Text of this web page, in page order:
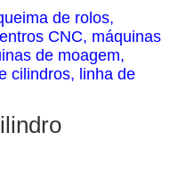
de rolos,
CNC, máquinas
de moagem,
cilindros, linha de